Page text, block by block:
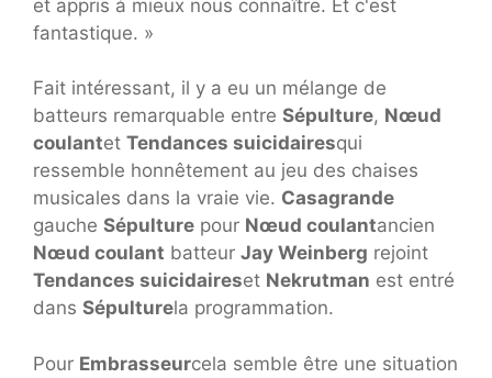
et appris à mieux nous connaître. Et c'est
fantastique. »
Fait intéressant, il y a eu un mélange de
batteurs remarquable entre Sépulture, Nœud
coulantet Tendances suicidairesqui
ressemble honnêtement au jeu des chaises
musicales dans la vraie vie. Casagrande
gauche Sépulture pour Nœud coulantancien
Nœud coulant batteur Jay Weinberg rejoint
Tendances suicidaireset Nekrutman est entré
dans Sépulturela programmation.
Pour Embrasseurcela semble être une situation